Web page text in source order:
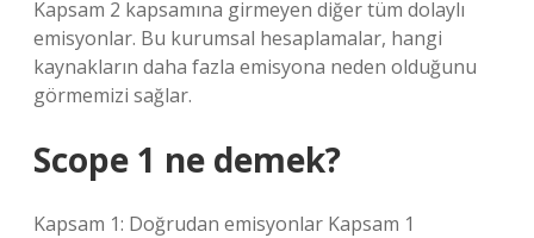
Kapsam 2 kapsamına girmeyen diğer tüm dolaylı
emisyonlar. Bu kurumsal hesaplamalar, hangi
kaynakların daha fazla emisyona neden olduğunu
görmemizi sağlar.
Scope 1 ne demek?
Kapsam 1: Doğrudan emisyonlar Kapsam 1